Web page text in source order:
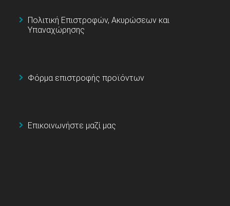
Πολιτική Επιστροφών, Ακυρώσεων και
Υπαναχώρησης
Φόρμα επιστροφής προϊόντων
Επικοινωνήστε μαζί μας